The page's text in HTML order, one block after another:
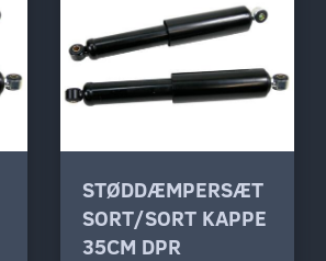
STØDDÆMPERSÆT
SORT/SORT KAPPE
35CM DPR